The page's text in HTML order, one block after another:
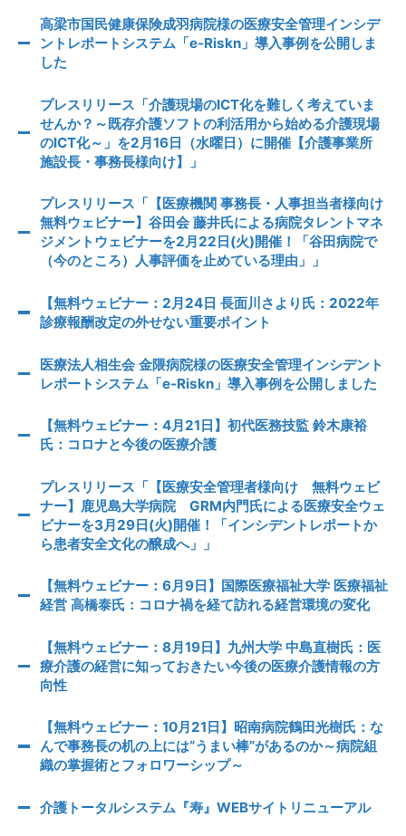
高梁市国民健康保険成羽病院様の医療安全管理インシデ
ントレポートシステム「e-Riskn」導入事例を公開しま
した
プレスリリース「介護現場のICT化を難しく考えていま
せんか？～既存介護ソフトの利活用から始める介護現場
のICT化～」を2月16日（水曜日）に開催【介護事業所
施設長・事務長様向け】」
プレスリリース「【医療機関 事務長・人事担当者様向け
無料ウェビナー】谷田会 藤井氏による病院タレントマネ
ジメントウェビナーを2月22日(火)開催！「谷田病院で
（今のところ）人事評価を止めている理由」」
【無料ウェビナー：2月24日 長面川さより氏：2022年
診療報酬改定の外せない重要ポイント
医療法人相生会 金隈病院様の医療安全管理インシデント
レポートシステム「e-Riskn」導入事例を公開しました
【無料ウェビナー：4月21日】初代医務技監 鈴木康裕
氏：コロナと今後の医療介護
プレスリリース「【医療安全管理者様向け 無料ウェビ
ナー】鹿児島大学病院 GRM内門氏による医療安全ウェ
ビナーを3月29日(火)開催！「インシデントレポートか
ら患者安全文化の醸成へ」」
【無料ウェビナー：6月9日】国際医療福祉大学 医療福祉
経営 高橋泰氏：コロナ禍を経て訪れる経営環境の変化
【無料ウェビナー：8月19日】九州大学 中島直樹氏：医
療介護の経営に知っておきたい今後の医療介護情報の方
向性
【無料ウェビナー：10月21日】昭南病院鶴田光樹氏：な
んで事務長の机の上には“うまい棒”があるのか～病院組
織の掌握術とフォロワーシップ～
介護トータルシステム『寿』WEBサイトリニューアル